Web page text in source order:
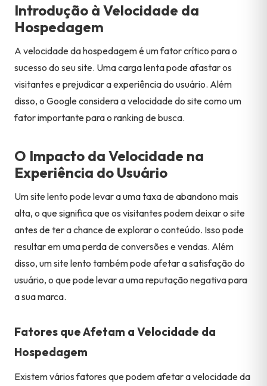
Introdução à Velocidade da
Hospedagem
A velocidade da hospedagem é um fator crítico para o
sucesso do seu site. Uma carga lenta pode afastar os
visitantes e prejudicar a experiência do usuário. Além
disso, o Google considera a velocidade do site como um
fator importante para o ranking de busca.
O Impacto da Velocidade na
Experiência do Usuário
Um site lento pode levar a uma taxa de abandono mais
alta, o que significa que os visitantes podem deixar o site
antes de ter a chance de explorar o conteúdo. Isso pode
resultar em uma perda de conversões e vendas. Além
disso, um site lento também pode afetar a satisfação do
usuário, o que pode levar a uma reputação negativa para
a sua marca.
Fatores que Afetam a Velocidade da
Hospedagem
Existem vários fatores que podem afetar a velocidade da